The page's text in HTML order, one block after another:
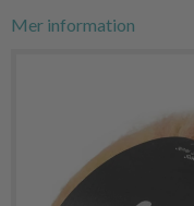
Mer information